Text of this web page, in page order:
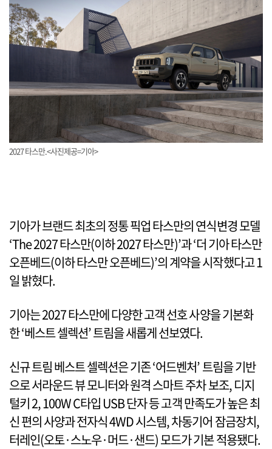
2027 타스만.<사진제공=기아>
기아가 브랜드 최초의 정통 픽업 타스만의 연식변경 모델
‘The 2027 타스만(이하 2027 타스만)’과 ‘더 기아 타스만
오픈베드(이하 타스만 오픈베드)’의 계약을 시작했다고 1
일 밝혔다.
기아는 2027 타스만에 다양한 고객 선호 사양을 기본화
한 ‘베스트 셀렉션’ 트림을 새롭게 선보였다.
신규 트림 베스트 셀렉션은 기존 ‘어드벤처’ 트림을 기반
으로 서라운드 뷰 모니터와 원격 스마트 주차 보조, 디지
털키 2, 100W C타입 USB 단자 등 고객 만족도가 높은 최
신 편의 사양과 전자식 4WD 시스템, 차동기어 잠금장치,
터레인(오토·스노우·머드·샌드) 모드가 기본 적용됐다.